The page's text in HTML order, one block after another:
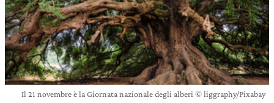
Il 21 novembre è la Giornata nazionale degli alberi © liggraphy/Pixabay